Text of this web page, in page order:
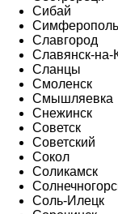
Сибай
Симферополь
Славгород
Славянск-на-
Сланцы
Смоленск
Смышляевка
Снежинск
Советск
Советский
Сокол
Соликамск
Соль-Илецк